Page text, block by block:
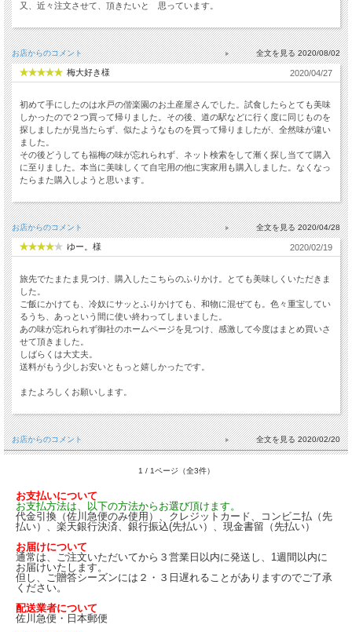
又、近々注文させて、頂きたいと 思っています。
お店からのコメント 2020/08/02
梅大好き様 2020/04/27
初めて手にしたのは水戸の偕楽園のお土産屋さんでした。試食したらとても美味
しかったので２つ買って帰りました。その後、道の駅などに行く度に同じものを
探しましたが見当たらず、似たようなものを買って帰りましたが、全然味が違い
ました。
その後どうしても福梅の味が忘れられず、ネット検索をして漸く探し当てて購入
に至りました。本当に美味しくて自宅用の他に実家用も購入しました。なくなっ
たらまた購入しようと思います。
お店からのコメント 2020/04/28
ゆー。様 2020/02/19
旅先でたまたま見つけ、購入したこちらのふりかけ。とても美味しくいただきま
した。
ご飯にかけても、冷奴にサッとふりかけても、和物に混ぜても。色々重宝してい
るうち、あっという間に使い終わってしまいました。
あの味が忘れられず御社のホームページを見つけ、感激して今度はまとめ買いさ
せて頂きました。
しばらくは大丈夫。
送料がもう少しお安いともっと嬉しかったです。
またよろしくお願いします。
お店からのコメント 2020/02/20
1 / 1ページ（全3件）
お支払いについて
お支払方法は、以下の方法からお選び頂けます。
代金引換（佐川急便のみ使用）、クレジットカード、コンビニ払（先
払い）、楽天銀行決済、銀行振込(先払い）、現金書留（先払い）
お届けについて
通常は、ご注文いただいてから３営業日以内に発送し、1週間以内に
お届けいたします。
但し、ご贈答シーズンには２・３日遅れることがありますのでご了承
ください。
配送業者について
佐川急便・日本郵便